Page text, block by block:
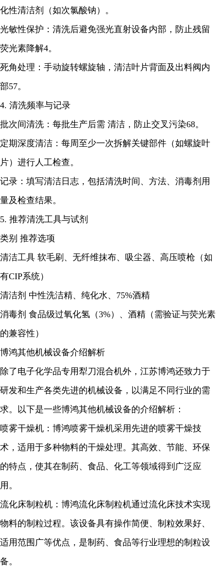
化性清洁剂（如次氯酸钠）。
光敏性保护：清洗后避免强光直射设备内部，防止残留
荧光素降解4。
死角处理：手动旋转螺旋轴，清洁叶片背面及出料阀内
部57。
4. 清洗频率与记录
批次间清洗：每批生产后需 清洁，防止交叉污染68。
定期深度清洁：每周至少一次拆解关键部件（如螺旋叶
片）进行人工检查。
记录：填写清洁日志，包括清洗时间、方法、消毒剂用
量及检查结果。
5. 推荐清洗工具与试剂
类别 推荐选项
清洁工具 软毛刷、无纤维抹布、吸尘器、高压喷枪（如
有CIP系统）
清洁剂 中性洗洁精、纯化水、75%酒精
消毒剂 食品级过氧化氢（3%）、酒精（需验证与荧光素
的兼容性）
博鸿其他机械设备介绍解析
除了电子化学品专用犁刀混合机外，江苏博鸿还致力于
研发和生产各类先进的机械设备，以满足不同行业的需
求。以下是一些博鸿其他机械设备的介绍解析：
喷雾干燥机：博鸿喷雾干燥机采用先进的喷雾干燥技
术，适用于多种物料的干燥处理。其高效、节能、环保
的特点，使其在制药、食品、化工等领域得到广泛应
用。
流化床制粒机：博鸿流化床制粒机通过流化床技术实现
物料的制粒过程。该设备具有操作简便、制粒效果好、
适用范围广等优点，是制药、食品等行业理想的制粒设
备。